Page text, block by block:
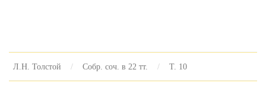
Л.Н. Толстой Собр. соч. в 22 тт. Т. 10